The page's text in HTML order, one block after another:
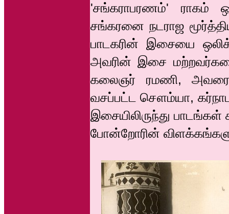
'சங்கராபரணம்' ராகம்
சங்கரனை நடராஜ
பாடகரின் இசையை
அவரின் இசை மற்றவர்களை
கலைஞர் ரமணி, அவரை
வசப்பட்ட சௌம்யா,
இசையிலிருந்து
போன்றோரின்